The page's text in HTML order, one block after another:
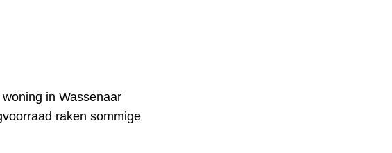
in Wassenaar
raken sommige